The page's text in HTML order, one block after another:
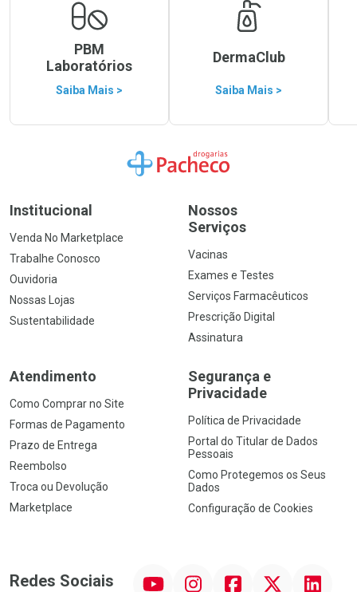
PBM
Laboratórios
Saiba Mais >
DermaClub
Saiba Mais >
Ir para a Home
Institucional
Venda No Marketplace
Trabalhe Conosco
Ouvidoria
Nossas Lojas
Sustentabilidade
Nossos
Serviços
Vacinas
Exames e Testes
Serviços Farmacêuticos
Prescrição Digital
Assinatura
Atendimento
Como Comprar no Site
Formas de Pagamento
Prazo de Entrega
Reembolso
Troca ou Devolução
Marketplace
Segurança e
Privacidade
Política de Privacidade
Portal do Titular de Dados
Pessoais
Como Protegemos os Seus
Dados
Configuração de Cookies
Redes Sociais InstagramFacebookTwitter Linkedin